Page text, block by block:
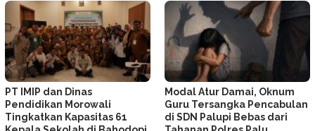
PT IMIP dan Dinas
Pendidikan Morowali
Tingkatkan Kapasitas 61
Modal Atur Damai, Oknum
Guru Tersangka Pencabulan
di SDN Palupi Bebas dari